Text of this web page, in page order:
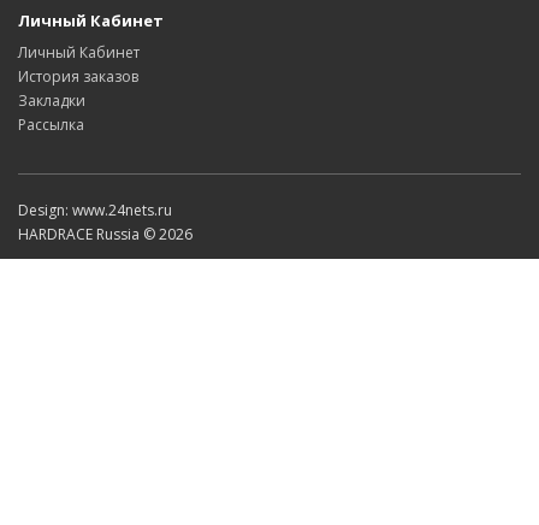
Личный Кабинет
Личный Кабинет
История заказов
Закладки
Рассылка
Design: www.24nets.ru
HARDRACE Russia © 2026